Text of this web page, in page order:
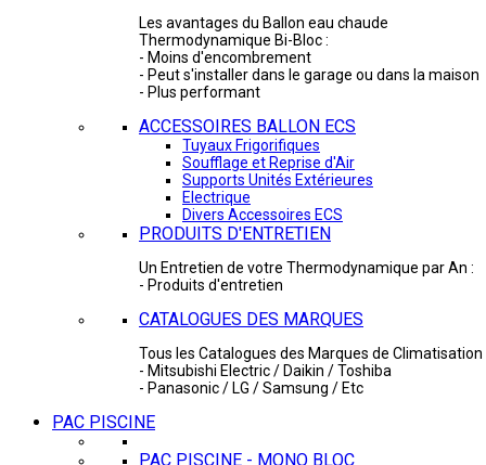
Les avantages du Ballon eau chaude
Thermodynamique Bi-Bloc :
- Moins d'encombrement
- Peut s'installer dans le garage ou dans la maison
- Plus performant
ACCESSOIRES BALLON ECS
Tuyaux Frigorifiques
Soufflage et Reprise d'Air
Supports Unités Extérieures
Electrique
Divers Accessoires ECS
PRODUITS D'ENTRETIEN
Un Entretien de votre Thermodynamique par An :
- Produits d'entretien
CATALOGUES DES MARQUES
Tous les Catalogues des Marques de Climatisation
- Mitsubishi Electric / Daikin / Toshiba
- Panasonic / LG / Samsung / Etc
PAC PISCINE
PAC PISCINE - MONO BLOC